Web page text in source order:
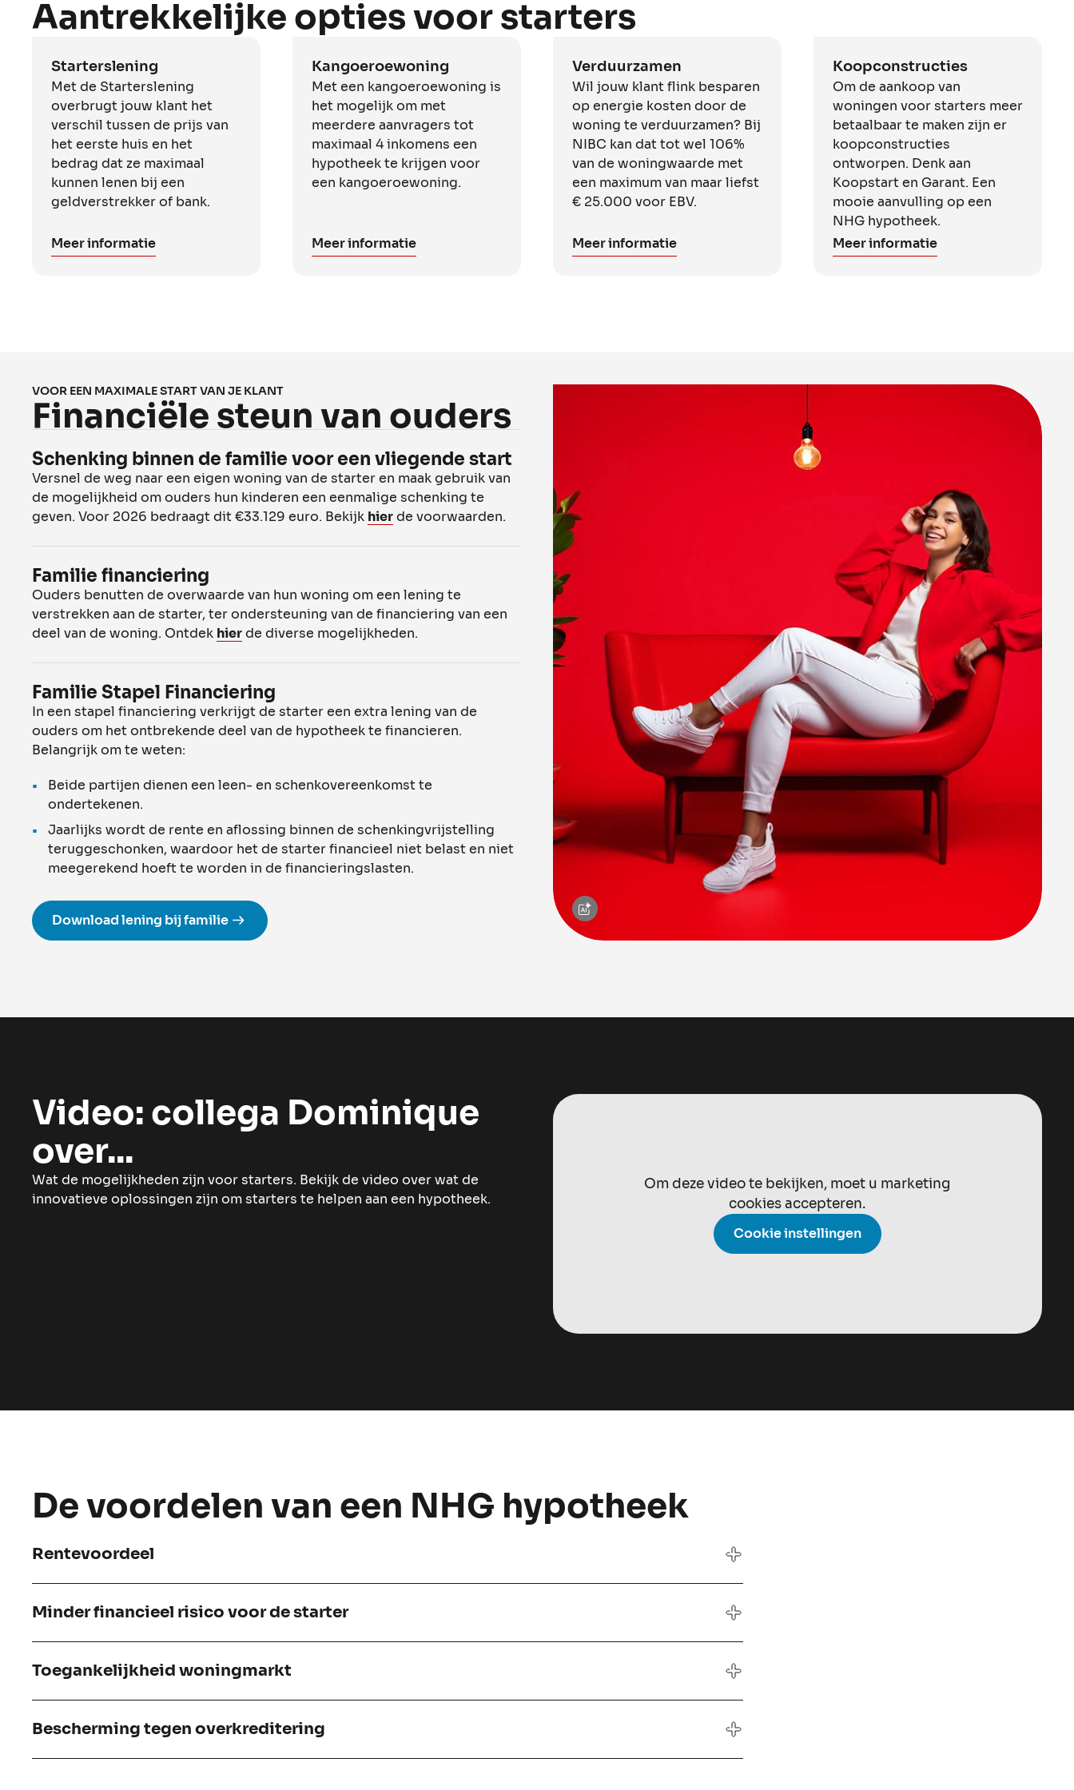
Aantrekkelijke opties voor starters
Starterslening
Met de Starterslening
overbrugt jouw klant het
verschil tussen de prijs van
het eerste huis en het
bedrag dat ze maximaal
kunnen lenen bij een
geldverstrekker of bank.
Meer informatie
Kangoeroewoning
Met een kangoeroewoning is
het mogelijk om met
meerdere aanvragers tot
maximaal 4 inkomens een
hypotheek te krijgen voor
een kangoeroewoning.
Meer informatie
Verduurzamen
Wil jouw klant flink besparen
op energie kosten door de
woning te verduurzamen? Bij
NIBC kan dat tot wel 106%
van de woningwaarde met
een maximum van maar liefst
€ 25.000 voor EBV.
Meer informatie
Koopconstructies
Om de aankoop van
woningen voor starters meer
betaalbaar te maken zijn er
koopconstructies
ontworpen. Denk aan
Koopstart en Garant. Een
mooie aanvulling op een
NHG hypotheek.
Meer informatie
VOOR EEN MAXIMALE START VAN JE KLANT
Financiële steun van ouders
Schenking binnen de familie voor een vliegende start
Versnel de weg naar een eigen woning van de starter en maak gebruik van
de mogelijkheid om ouders hun kinderen een eenmalige schenking te
geven. Voor 2026 bedraagt dit €33.129 euro. Bekijk hierde voorwaarden.
Familie financiering
Ouders benutten de overwaarde van hun woning om een lening te
verstrekken aan de starter, ter ondersteuning van de financiering van een
deel van de woning. Ontdek hierde diverse mogelijkheden.
Familie Stapel Financiering
In een stapel financiering verkrijgt de starter een extra lening van de
ouders om het ontbrekende deel van de hypotheek te financieren.
Belangrijk om te weten:
Beide partijen dienen een leen- en schenkovereenkomst te
ondertekenen.
Jaarlijks wordt de rente en aflossing binnen de schenkingvrijstelling
teruggeschonken, waardoor het de starter financieel niet belast en niet
meegerekend hoeft te worden in de financieringslasten.
Download lening bij familie
Om deze video te bekijken, moet u marketing
cookies accepteren.
Cookie instellingen
Video: collega Dominique
over...
Wat de mogelijkheden zijn voor starters. Bekijk de video over wat de
innovatieve oplossingen zijn om starters te helpen aan een hypotheek.
De voordelen van een NHG hypotheek
Rentevoordeel
Minder financieel risico voor de starter
Toegankelijkheid woningmarkt
Bescherming tegen overkreditering